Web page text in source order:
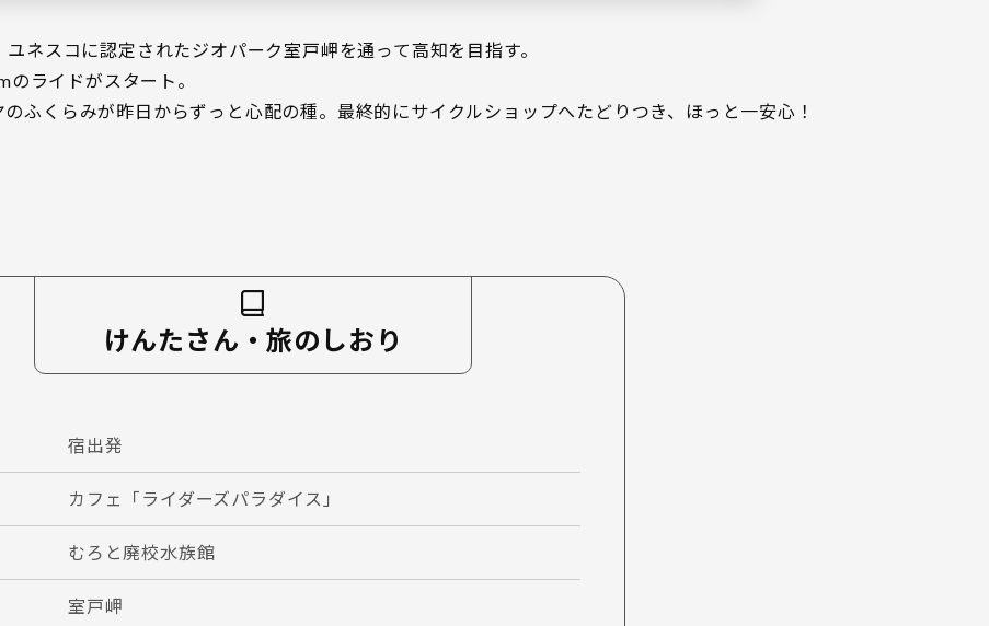
ネスコに認定されたジオパーク室戸岬を通って高知を目指す。
ライドがスタート。
ふくらみが昨日からずっと心配の種。最終的にサイクルショップへたどりつき、ほっと一安心！
けんたさん・旅のしおり
宿出発
カフェ「ライダーズパラダイス」
むろと廃校水族館
室戸岬